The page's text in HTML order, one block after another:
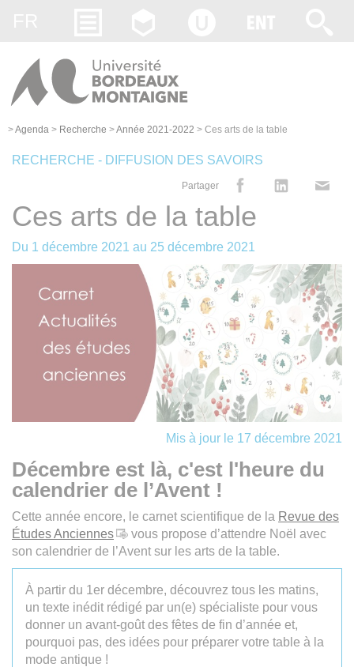
>Agenda > Recherche >Année 2021-2022 > Ces arts de la table
RECHERCHE - DIFFUSION DES SAVOIRS
Partager
Ces arts de la table
Du 1 décembre 2021 au 25 décembre 2021
Mis à jour le 17 décembre 2021
Décembre est là, c'est l'heure du
calendrier de l’Avent !
Cette année encore, le carnet scientifique de la Revue des
Études Anciennes
vous propose d’attendre Noël avec
son calendrier de l’Avent sur les arts de la table.
À partir du 1er décembre, découvrez tous les matins,
un texte inédit rédigé par un(e) spécialiste pour vous
donner un avant-goût des fêtes de fin d’année et,
pourquoi pas, des idées pour préparer votre table à la
mode antique !